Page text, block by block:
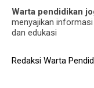
Warta pendidikan
menyajikan
dan edukasi
Redaksi Warta